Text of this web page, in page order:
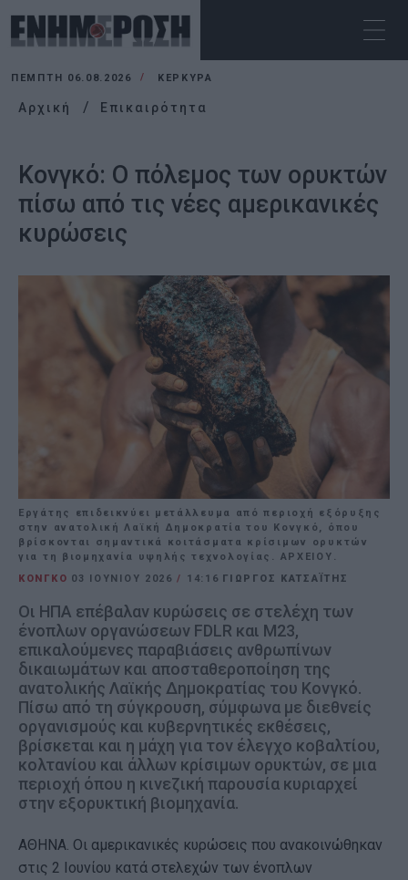
ΠΈΜΠΤΗ 06.08.2026 ΚΕΡΚΥΡΑ
Αρχική Επικαιρότητα
Κονγκό: Ο πόλεμος των ορυκτών
πίσω από τις νέες αμερικανικές
κυρώσεις
Εργάτης επιδεικνύει μετάλλευμα από περιοχή εξόρυξης
στην ανατολική Λαϊκή Δημοκρατία του Κονγκό, όπου
βρίσκονται σημαντικά κοιτάσματα κρίσιμων ορυκτών
για τη βιομηχανία υψηλής τεχνολογίας. ΑΡΧΕΙΟΥ.
ΚΟΝΓΚΟ 03 ΙΟΥΝΊΟΥ 2026/ 14:16 ΓΙΩΡΓΟΣ ΚΑΤΣΑΪΤΗΣ
Οι ΗΠΑ επέβαλαν κυρώσεις σε στελέχη των
ένοπλων οργανώσεων FDLR και M23,
επικαλούμενες παραβιάσεις ανθρωπίνων
δικαιωμάτων και αποσταθεροποίηση της
ανατολικής Λαϊκής Δημοκρατίας του Κονγκό.
Πίσω από τη σύγκρουση, σύμφωνα με διεθνείς
οργανισμούς και κυβερνητικές εκθέσεις,
βρίσκεται και η μάχη για τον έλεγχο κοβαλτίου,
κολτανίου και άλλων κρίσιμων ορυκτών, σε μια
περιοχή όπου η κινεζική παρουσία κυριαρχεί
στην εξορυκτική βιομηχανία.
ΑΘΗΝΑ. Οι αμερικανικές κυρώσεις που ανακοινώθηκαν
στις 2 Ιουνίου κατά στελεχών των ένοπλων